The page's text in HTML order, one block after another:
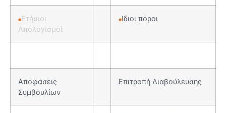
Ετήσιοι
Απολογισμοί
Ιδιοι πόροι
Αποφάσεις
Συμβουλίων
Επιτροπή Διαβούλευσης